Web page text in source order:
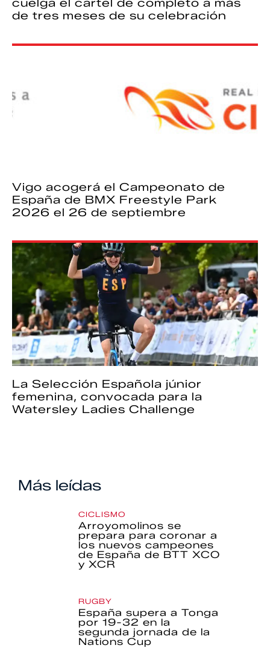
cuelga el cartel de completo a más
de tres meses de su celebración
Vigo acogerá el Campeonato de
España de BMX Freestyle Park
2026 el 26 de septiembre
La Selección Española júnior
femenina, convocada para la
Watersley Ladies Challenge
Más leídas
CICLISMO
Arroyomolinos se
prepara para coronar a
los nuevos campeones
de España de BTT XCO
y XCR
RUGBY
España supera a Tonga
por 19-32 en la
segunda jornada de la
Nations Cup